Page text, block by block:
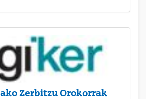
Zerbitzu Orokorrak